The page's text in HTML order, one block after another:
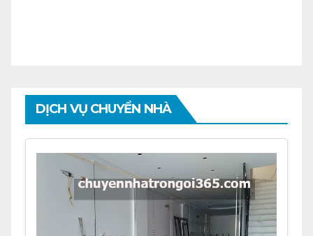
DỊCH VỤ CHUYỂN NHÀ